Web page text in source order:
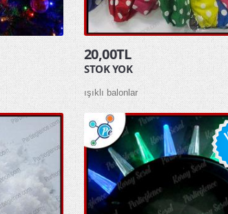
20,00TL
STOK YOK
ışıklı balonlar